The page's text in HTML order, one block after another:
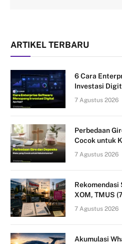
ARTIKEL TERBARU
6 Cara
Investasi
7 Agustus 2026
Perbedaan
Cocok untuk
7 Agustus 2026
Rekomendasi
XOM, TMUS
7 Agustus 2026
Akumulasi